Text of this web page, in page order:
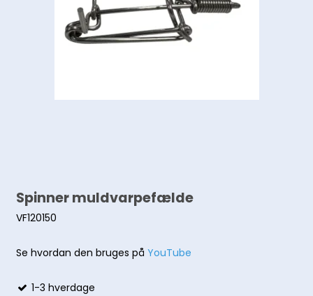
Spinner muldvarpefælde
VF120150
Se hvordan den bruges påYouTube
1-3 hverdage